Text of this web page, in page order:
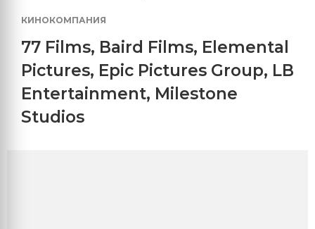
КИНОКОМПАНИЯ
77 Films, Baird Films, Elemental
Pictures, Epic Pictures Group, LB
Entertainment, Milestone
Studios